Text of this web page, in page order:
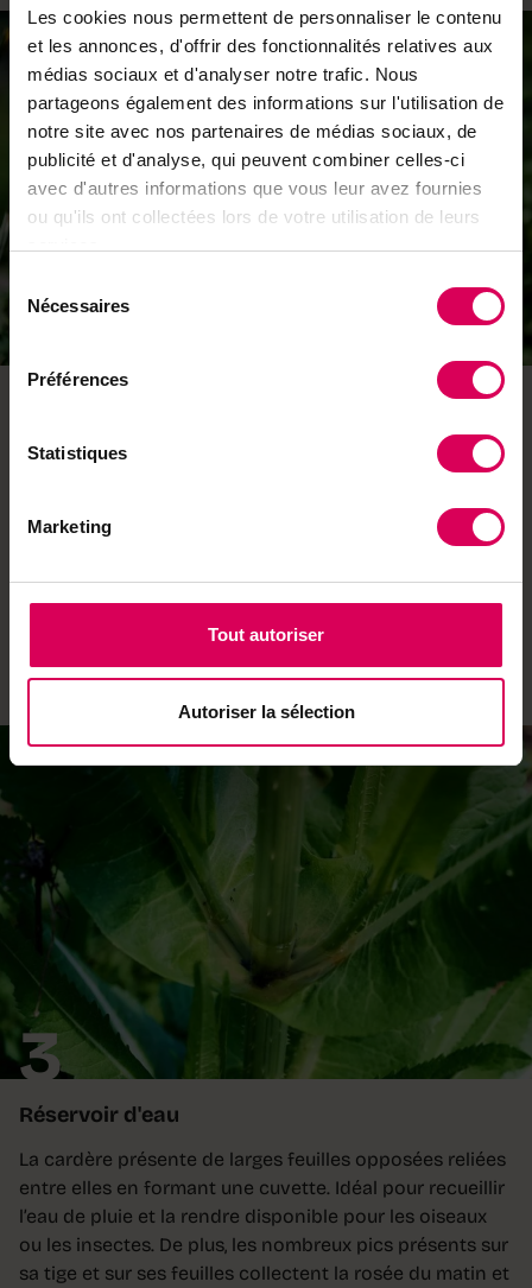
Les cookies nous permettent de personnaliser le contenu
et les annonces, d'offrir des fonctionnalités relatives aux
médias sociaux et d'analyser notre trafic. Nous
partageons également des informations sur l'utilisation de
notre site avec nos partenaires de médias sociaux, de
publicité et d'analyse, qui peuvent combiner celles-ci
avec d'autres informations que vous leur avez fournies
ou qu'ils ont collectées lors de votre utilisation de leurs
Nécessaires
Préférences
Statistiques
Marketing
Tout autoriser
Autoriser la sélection
2
Vous connaissez sûrement la capucine, cette jolie
plante aux fleurs jaune-orange qui fait aussi office
capucine tubéreuse? Comme sa cousine, il est possible
particularité, c’est qu’elle produit des tubercules
grimpante, il lui faut un tuteur. Et… attention aux
campagnols!
3
Réservoir d'eau
La cardère présente de larges feuilles opposées reliées
entre elles en formant une cuvette. Idéal pour recueillir
l’eau de pluie et la rendre disponible pour les oiseaux
ou les insectes. De plus, les nombreux pics présents sur
sa tige et sur ses feuilles collectent la rosée du matin et